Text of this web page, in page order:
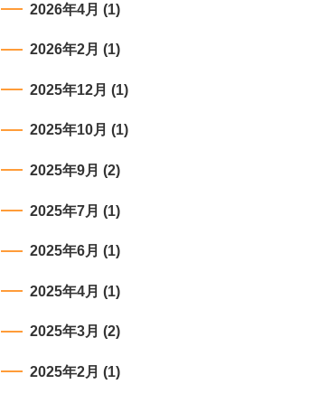
2026年4月 (1)
2026年2月 (1)
2025年12月 (1)
2025年10月 (1)
2025年9月 (2)
2025年7月 (1)
2025年6月 (1)
2025年4月 (1)
2025年3月 (2)
2025年2月 (1)